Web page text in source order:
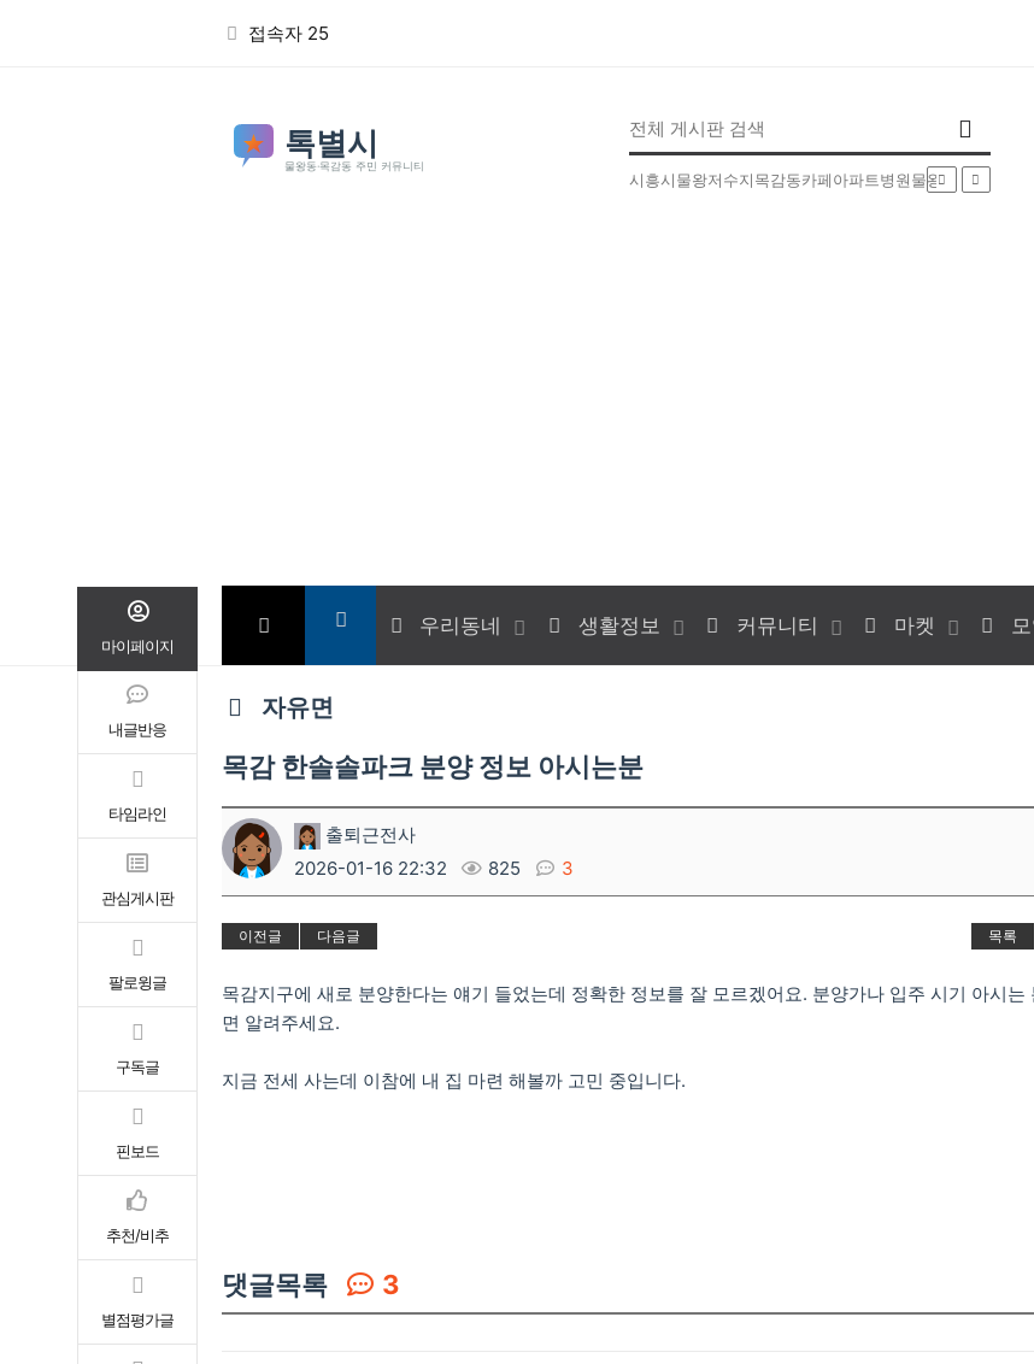
접속자 25
인기검색어
시흥시물왕저수지목감동카페아파트병원물왕동 부동산
우리동네 생활정보 커뮤니티 마켓
자유면
마이페이지
내글반응
타임라인
관심게시판
팔로윙글
구독글
핀보드
추천/비추
별점평가글
목감 한솔솔파크 분양 정보 아시는분
출퇴근전사
2026-01-16 22:32
825 3
이전글 다음글 목록
목감지구에 새로 분양한다는 얘기 들었는데 정확한 정보를 잘 모르겠어요. 분양가나 입주 시기 아시는
면 알려주세요.
지금 전세 사는데 이참에 내 집 마련 해볼까 고민 중입니다.
댓글목록 3